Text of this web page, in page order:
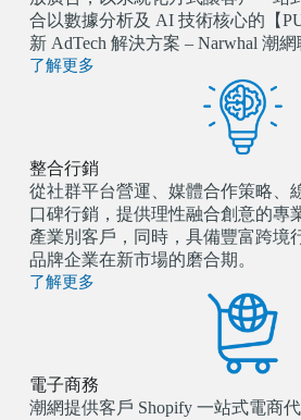
合以數據分析及 AI 技術核心的【
新 AdTech 解決方案 – Narwhal 潮網
了解更多
整合行銷
從社群平台營運、媒體合作策略、
口碑行銷，提供理性融合創意的專
產業別客戶，同時，具備豐富跨境
品牌企業在新市場的磨合期。
了解更多
電子商務
潮網提供客戶 Shopify 一站式電商